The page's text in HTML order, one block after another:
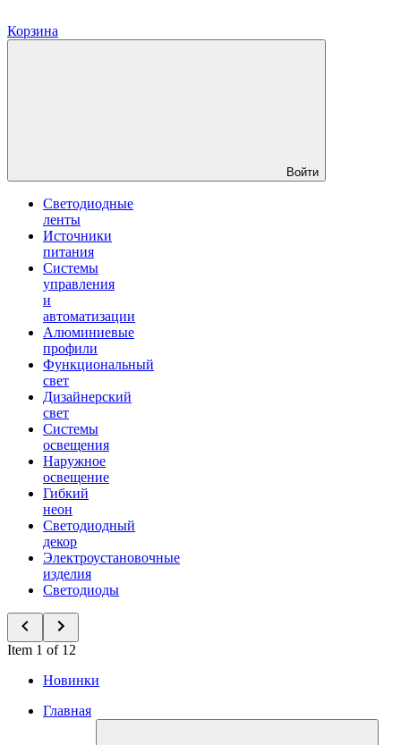
Корзина
Войти
Светодиодные
ленты
Источники
питания
Системы
управления
и
автоматизации
Алюминиевые
профили
Функциональный
свет
Дизайнерский
свет
Системы
освещения
Наружное
освещение
Гибкий
неон
Светодиодный
декор
Электроустановочные
изделия
Светодиоды
Item 1 of 12
Новинки
Главная